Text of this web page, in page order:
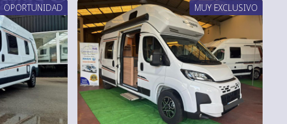
OPORTUNIDAD MUY EXCLUSIVO